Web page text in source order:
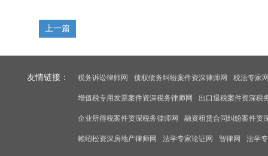
上一篇
友情链接： 税务诉讼律师网 债权债务纠纷案件资深律师网 税法专家
增值税专用发票案件资深税务律师网 出口退税案件资深税
企业所得税案件资深税务律师网 融资租赁合同纠纷案件资
赖绍松资深房地产律师网 法学专家论证网 智律网 法学